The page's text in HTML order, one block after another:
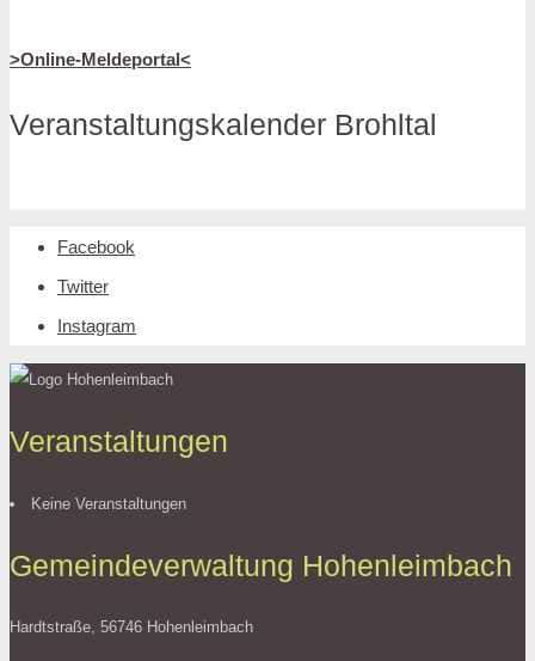
>Online-Meldeportal<
Veranstaltungskalender Brohltal
Facebook
Twitter
Instagram
Veranstaltungen
Keine Veranstaltungen
Gemeindeverwaltung Hohenleimbach
Hardtstraße, 56746 Hohenleimbach